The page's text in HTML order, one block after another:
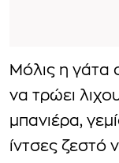
Μόλις η γάτα
να τρώει
μπανιέρα,
ίντσες ζεστό